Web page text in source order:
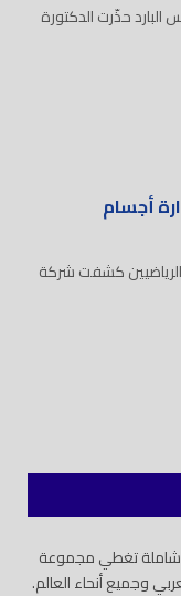
حذّرت الدكتورة
أجسام
كشفت شركة
شاملة تغطي مجموعة
وجميع أنحاء العالم.